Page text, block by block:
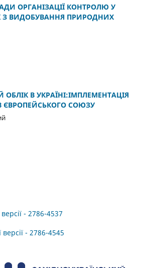
ОРГАНІЗАЦІЇ КОНТРОЛЮ У
З ВИДОБУВАННЯ ПРИРОДНИХ
ОБЛІК В УКРАЇНІ:ІМПЛЕМЕНТАЦІЯ
ЄВРОПЕЙСЬКОГО СОЮЗУ
- 2786-4537
- 2786-4545